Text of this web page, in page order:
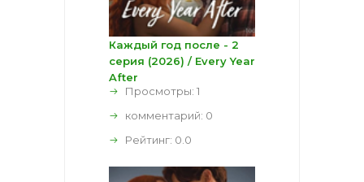
Каждый год после - 2
серия (2026) / Every Year
After
Просмотры: 1
комментарий: 0
Рейтинг: 0.0